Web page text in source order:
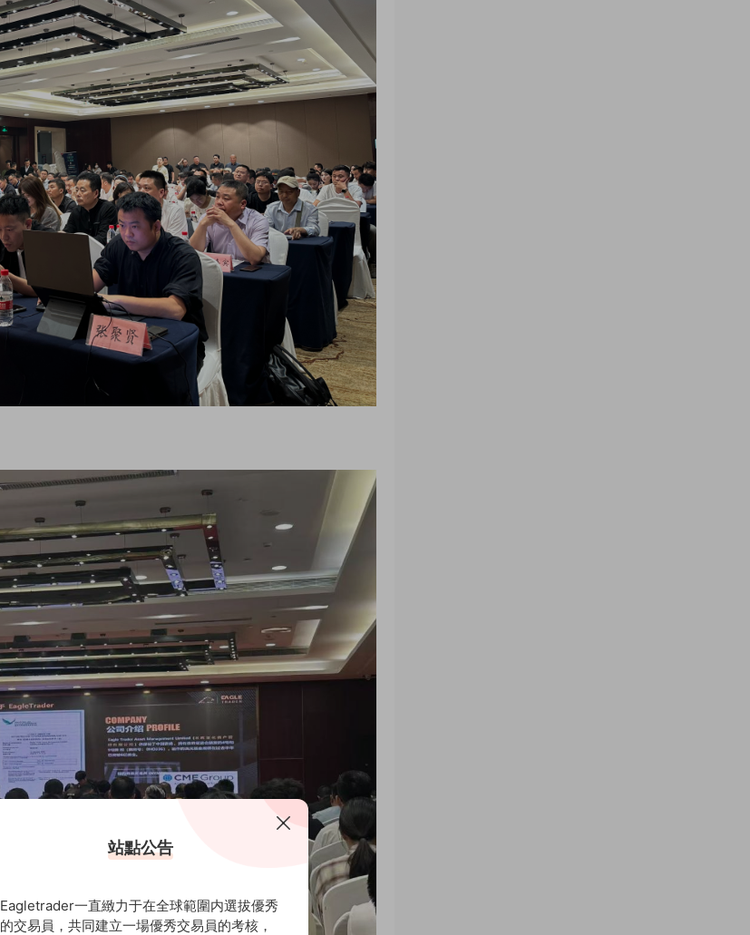
站點公告
Eagletrader一直緻力于在全球範圍内選拔優秀
的交易員，共同建立一場優秀交易員的考核，